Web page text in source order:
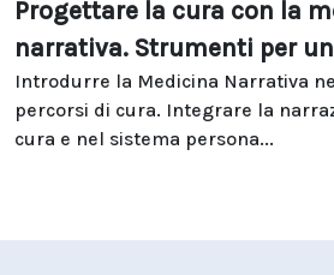
Progettare la cura con la
narrativa. Strumenti per
Introdurre la Medicina Narrativa
percorsi di cura. Integrare la
cura e nel sistema persona...